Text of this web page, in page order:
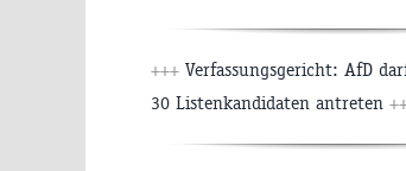
+++ Verfassungsgericht: AfD
30 Listenkandidaten antreten